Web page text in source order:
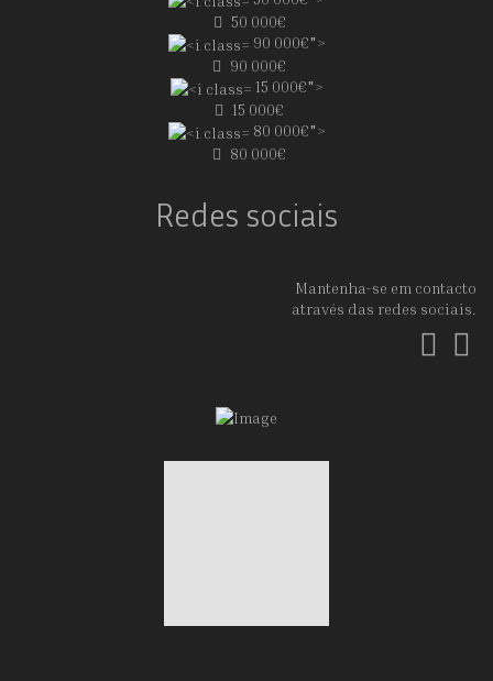
50 000€
90 000€">
90 000€
15 000€">
15 000€
80 000€">
80 000€
Redes sociais
Mantenha-se em contacto
através das redes sociais.